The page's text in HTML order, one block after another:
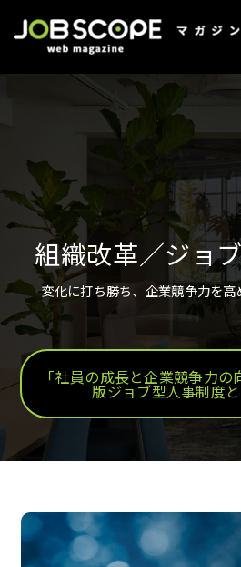
組織改革／ジョ
変化に打ち勝ち、企業競争力を高
「社員の成長と企業競争力
版ジョブ型人事制度